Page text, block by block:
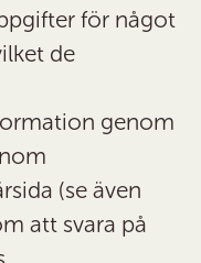
för något
de
genom
(se även
att svara på